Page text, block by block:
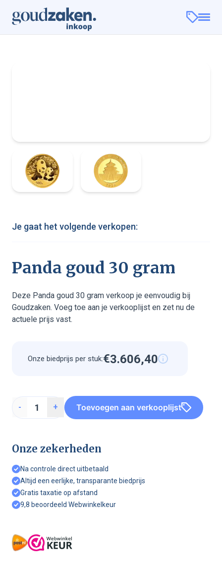
Je gaat het volgende verkopen:
Panda goud 30 gram
Deze Panda goud 30 gram verkoop je eenvoudig bij
Goudzaken. Voeg toe aan je verkooplijst en zet nu de
actuele prijs vast.
Onze biedprijs per stuk:€3
2
3
.6
5
6
0
5
0
6
2
6
,4
2
4
0
5
0
- + Toevoegen aan verkooplijst
Onze zekerheden
Na controle direct uitbetaald
Altijd een eerlijke, transparante biedprijs
Gratis taxatie op afstand
9,8 beoordeeld Webwinkelkeur